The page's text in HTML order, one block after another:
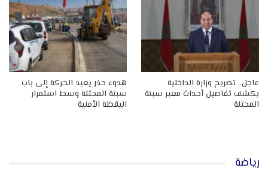
عاجل.. تصريح وزارة الداخلية
يكشف تفاصيل أحداث معبر سبتة
المحتلة
هدوء حذر يعيد الحركة إلى باب
سبتة المحتلة وسط استمرار
اليقظة الأمنية
رياضة